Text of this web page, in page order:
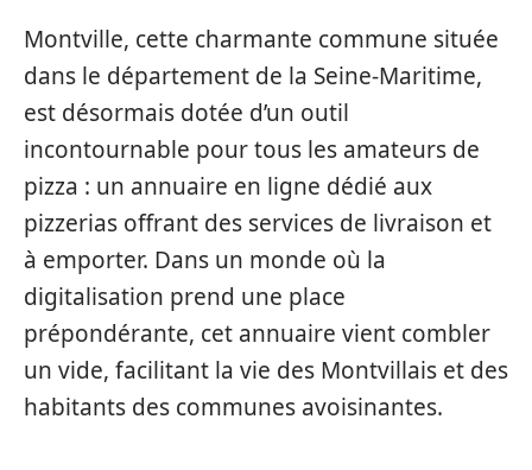
Montville, cette charmante commune située
dans le département de la Seine-Maritime,
est désormais dotée d’un outil
incontournable pour tous les amateurs de
pizza : un annuaire en ligne dédié aux
pizzerias offrant des services de livraison et
à emporter. Dans un monde où la
digitalisation prend une place
prépondérante, cet annuaire vient combler
un vide, facilitant la vie des Montvillais et des
habitants des communes avoisinantes.